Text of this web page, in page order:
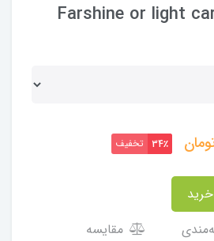
Farshine or light
34٪ تخفیف
مقایسه